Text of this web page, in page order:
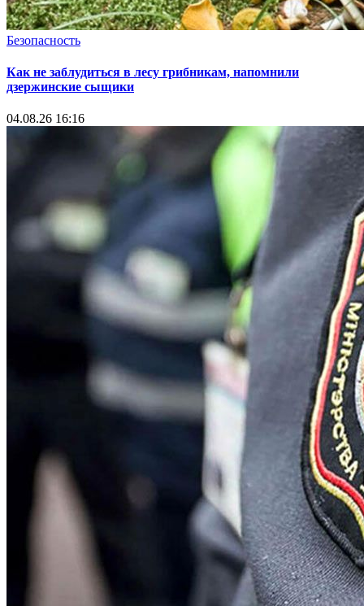
Безопасность
Как не заблудиться в лесу грибникам, напомнили
дзержинские сыщики
04.08.26 16:16